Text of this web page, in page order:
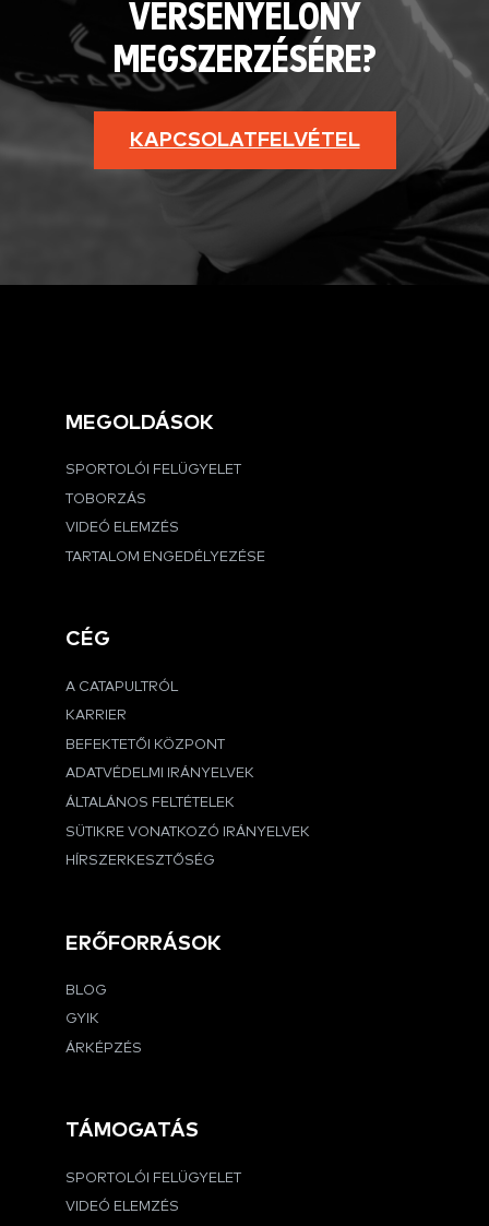
VERSENYELŐNY
MEGSZERZÉSÉRE?
KAPCSOLATFELVÉTEL
MEGOLDÁSOK
SPORTOLÓI FELÜGYELET
TOBORZÁS
VIDEÓ ELEMZÉS
TARTALOM ENGEDÉLYEZÉSE
CÉG
A CATAPULTRÓL
KARRIER
BEFEKTETŐI KÖZPONT
ADATVÉDELMI IRÁNYELVEK
ÁLTALÁNOS FELTÉTELEK
SÜTIKRE VONATKOZÓ IRÁNYELVEK
HÍRSZERKESZTŐSÉG
ERŐFORRÁSOK
BLOG
GYIK
ÁRKÉPZÉS
TÁMOGATÁS
SPORTOLÓI FELÜGYELET
VIDEÓ ELEMZÉS